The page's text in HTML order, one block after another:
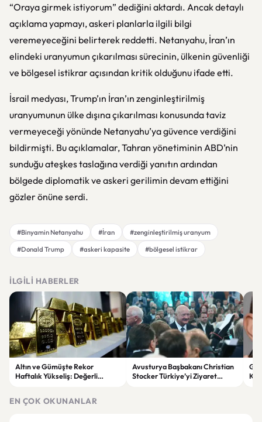
“Oraya girmek istiyorum” dediğini aktardı. Ancak detaylı
açıklama yapmayı, askeri planlarla ilgili bilgi
veremeyeceğini belirterek reddetti. Netanyahu, İran’ın
elindeki uranyumun çıkarılması sürecinin, ülkenin güvenliği
ve bölgesel istikrar açısından kritik olduğunu ifade etti.
İsrail medyası, Trump’ın İran’ın zenginleştirilmiş
uranyumunun ülke dışına çıkarılması konusunda taviz
vermeyeceği yönünde Netanyahu’ya güvence verdiğini
bildirmişti. Bu açıklamalar, Tahran yönetiminin ABD’nin
sunduğu ateşkes taslağına verdiği yanıtın ardından
bölgede diplomatik ve askeri gerilimin devam ettiğini
gözler önüne serdi.
#Binyamin Netanyahu #İran
#zenginleştirilmiş uranyum
#Donald Trump
#askeri kapasite #bölgesel istikrar
İLGILI HABERLER
Altın ve Gümüşte Rekor
Haftalık Yükseliş: Değerli
Avusturya Başbakanı Christian
Stocker Türkiye’yi Ziyaret
EN ÇOK OKUNANLAR